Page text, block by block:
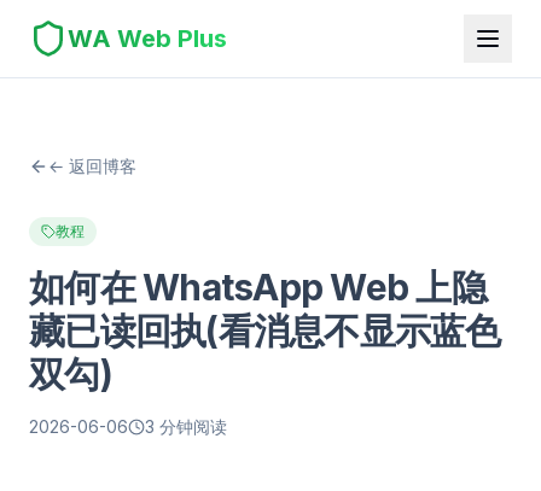
WA Web Plus
← 返回博客
教程
如何在 WhatsApp Web 上隐
藏已读回执(看消息不显示蓝色
双勾)
2026-06-06 3 分钟阅读